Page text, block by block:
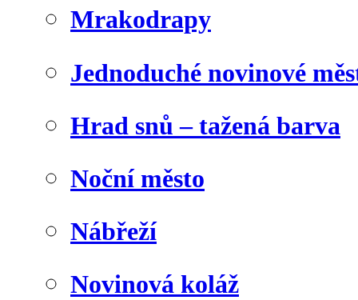
Mrakodrapy
Jednoduché novinové
Hrad snů – tažená barva
Noční město
Nábřeží
Novinová koláž